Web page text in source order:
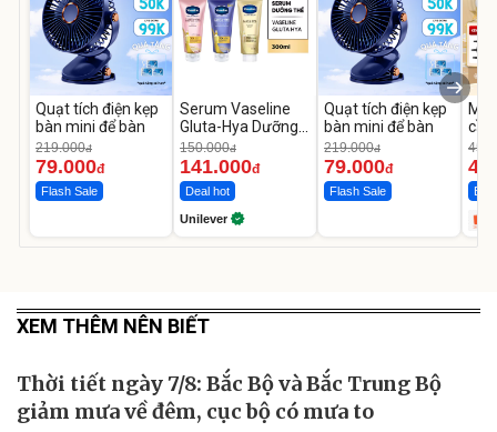
Quạt tích điện kẹp
bàn mini để bàn
219.000đ
79.000đ
Flash Sale
Serum Vaseline
Gluta-Hya Dưỡng
Da Sáng Mịn Sau 7
Ngày
150.000đ
141.000đ
Deal hot
Unilever
Quạt tích điện kẹp
bàn mini để bàn
219.000đ
79.000đ
Flash Sale
XEM THÊM NÊN BIẾT
Thời tiết ngày 7/8: Bắc Bộ và Bắc Trung Bộ
giảm mưa về đêm, cục bộ có mưa to